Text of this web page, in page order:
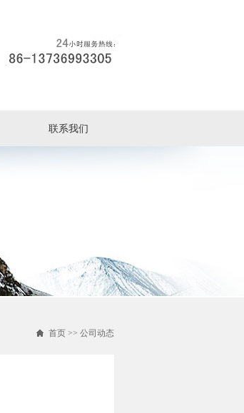
联系我们
首页 >> 公司动态